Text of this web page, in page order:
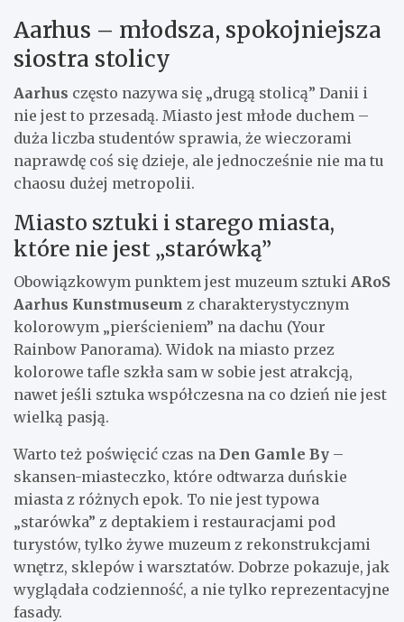
Aarhus – młodsza, spokojniejsza
siostra stolicy
Aarhus często nazywa się „drugą stolicą” Danii i
nie jest to przesadą. Miasto jest młode duchem –
duża liczba studentów sprawia, że wieczorami
naprawdę coś się dzieje, ale jednocześnie nie ma tu
chaosu dużej metropolii.
Miasto sztuki i starego miasta,
które nie jest „starówką”
Obowiązkowym punktem jest muzeum sztuki ARoS
Aarhus Kunstmuseum z charakterystycznym
kolorowym „pierścieniem” na dachu (Your
Rainbow Panorama). Widok na miasto przez
kolorowe tafle szkła sam w sobie jest atrakcją,
nawet jeśli sztuka współczesna na co dzień nie jest
wielką pasją.
Warto też poświęcić czas na Den Gamle By –
skansen-miasteczko, które odtwarza duńskie
miasta z różnych epok. To nie jest typowa
„starówka” z deptakiem i restauracjami pod
turystów, tylko żywe muzeum z rekonstrukcjami
wnętrz, sklepów i warsztatów. Dobrze pokazuje, jak
wyglądała codzienność, a nie tylko reprezentacyjne
fasady.